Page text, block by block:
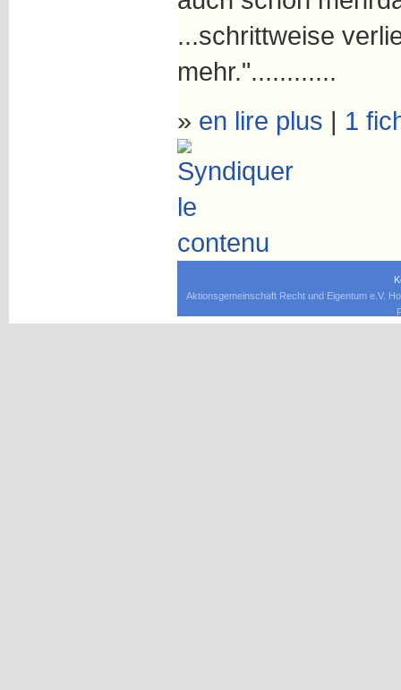
...schrittweise
mehr."............
» en lire plus | 1
Aktionsgemeinschaft Recht und Eigentum e.V.